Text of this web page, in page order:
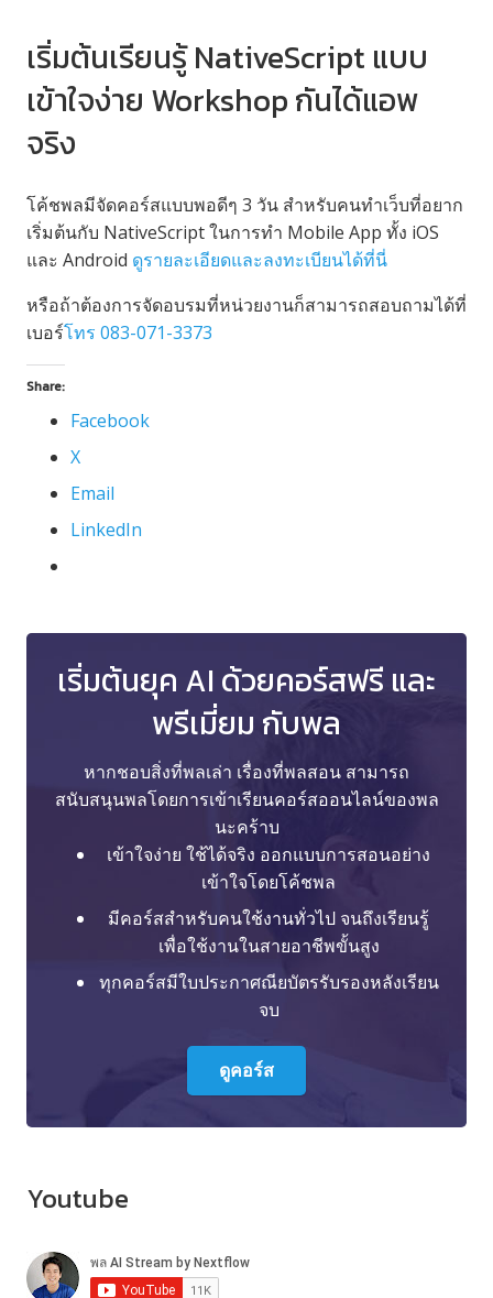
เริ่มต้นเรียนรู้ NativeScript แบบ
เข้าใจง่าย Workshop กันได้แอพ
จริง
โค้ชพลมีจัดคอร์สแบบพอดีๆ 3 วัน สำหรับคนทำเว็บที่อยาก
เริ่มต้นกับ NativeScript ในการทำ Mobile App ทั้ง iOS
และ Android ดูรายละเอียดและลงทะเบียนได้ที่นี่
หรือถ้าต้องการจัดอบรมที่หน่วยงานก็สามารถสอบถามได้ที่
เบอร์โทร 083-071-3373
Share:
Facebook
X
Email
LinkedIn
เริ่มต้นยุค AI ด้วยคอร์สฟรี และ
พรีเมี่ยม กับพล
หากชอบสิ่งที่พลเล่า เรื่องที่พลสอน สามารถ
สนับสนุนพลโดยการเข้าเรียนคอร์สออนไลน์ของพล
นะคร้าบ
เข้าใจง่าย ใช้ได้จริง ออกแบบการสอนอย่าง
เข้าใจโดยโค้ชพล
มีคอร์สสำหรับคนใช้งานทั่วไป จนถึงเรียนรู้
เพื่อใช้งานในสายอาชีพขั้นสูง
ทุกคอร์สมีใบประกาศณียบัตรรับรองหลังเรียน
จบ
ดูคอร์ส
Youtube